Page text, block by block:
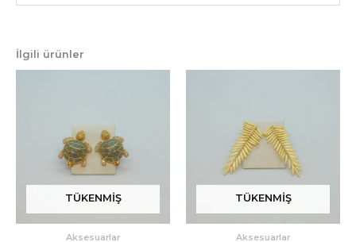
İlgili ürünler
TÜKENMIŞ
Aksesuarlar
TÜKENMIŞ
Aksesuarlar